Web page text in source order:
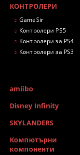
КОНТРОЛЕРИ
GameSir
Контролери PS5
Контролери за PS4
Контролери за PS3
amiibo
Disney Infinity
SKYLANDERS
Компютърни
компоненти